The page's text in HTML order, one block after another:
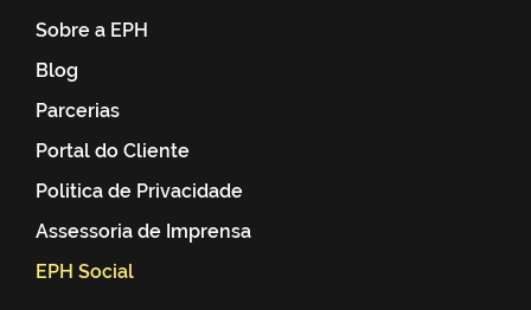
Sobre a EPH
Blog
Parcerias
Portal do Cliente
Politica de Privacidade
Assessoria de Imprensa
EPH Social